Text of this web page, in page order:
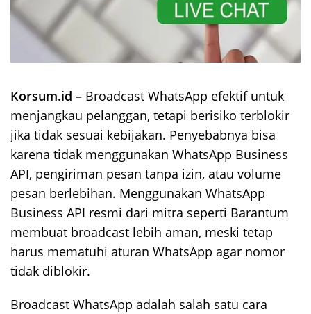
Korsum.id – Broadcast WhatsApp efektif untuk
menjangkau pelanggan, tetapi berisiko terblokir
jika tidak sesuai kebijakan. Penyebabnya bisa
karena tidak menggunakan WhatsApp Business
API, pengiriman pesan tanpa izin, atau volume
pesan berlebihan. Menggunakan WhatsApp
Business API resmi dari mitra seperti Barantum
membuat broadcast lebih aman, meski tetap
harus mematuhi aturan WhatsApp agar nomor
tidak diblokir.
Broadcast WhatsApp adalah salah satu cara